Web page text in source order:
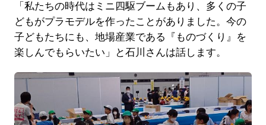
「私たちの時代はミニ四駆ブームもあり、多くの子
どもがプラモデルを作ったことがありました。今の
子どもたちにも、地場産業である『ものづくり』を
楽しんでもらいたい」と石川さんは話します。